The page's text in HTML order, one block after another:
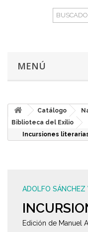
MENÚ
Catálogo
Biblioteca del Exilio
Incursiones
ADOLFO SÁNCHEZ
Edición de Manuel